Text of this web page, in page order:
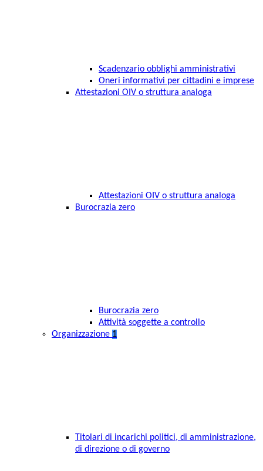
Scadenzario obblighi amministrativi
Oneri informativi per cittadini e imprese
Attestazioni OIV o struttura analoga
Attestazioni OIV o struttura analoga
Burocrazia zero
Burocrazia zero
Attività soggette a controllo
Organizzazione 1
Titolari di incarichi politici, di amministrazione,
di direzione o di governo